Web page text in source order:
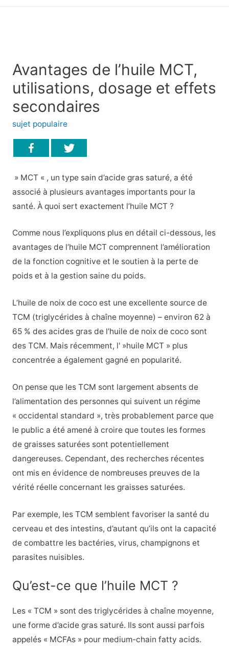
Avantages de l’huile MCT,
utilisations, dosage et effets
secondaires
sujet populaire
» MCT « , un type sain d’acide gras saturé, a été
associé à plusieurs avantages importants pour la
santé. À quoi sert exactement l’huile MCT ?
Comme nous l’expliquons plus en détail ci-dessous, les
avantages de l’huile MCT comprennent l’amélioration
de la fonction cognitive et le soutien à la perte de
poids et à la gestion saine du poids.
L’huile de noix de coco est une excellente source de
TCM (triglycérides à chaîne moyenne) – environ 62 à
65 % des acides gras de l’huile de noix de coco sont
des TCM. Mais récemment, l' »huile MCT » plus
concentrée a également gagné en popularité.
On pense que les TCM sont largement absents de
l’alimentation des personnes qui suivent un régime
« occidental standard », très probablement parce que
le public a été amené à croire que toutes les formes
de graisses saturées sont potentiellement
dangereuses. Cependant, des recherches récentes
ont mis en évidence de nombreuses preuves de la
vérité réelle concernant les graisses saturées.
Par exemple, les TCM semblent favoriser la santé du
cerveau et des intestins, d’autant qu’ils ont la capacité
de combattre les bactéries, virus, champignons et
parasites nuisibles.
Qu’est-ce que l’huile MCT ?
Les « TCM » sont des triglycérides à chaîne moyenne,
une forme d’acide gras saturé. Ils sont aussi parfois
appelés « MCFAs » pour medium-chain fatty acids.